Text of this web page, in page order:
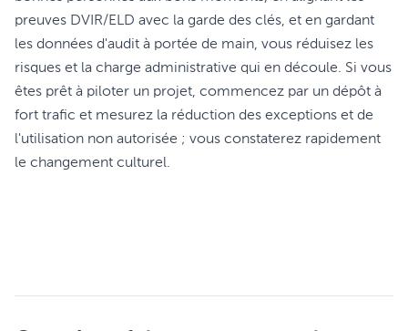
preuves DVIR/ELD avec la garde des clés, et en gardant
les données d'audit à portée de main, vous réduisez les
risques et la charge administrative qui en découle. Si vous
êtes prêt à piloter un projet, commencez par un dépôt à
fort trafic et mesurez la réduction des exceptions et de
l'utilisation non autorisée ; vous constaterez rapidement
le changement culturel.